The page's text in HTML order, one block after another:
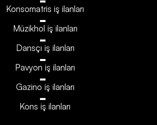
Konsomatris iş ilanları
Müzikhol iş ilanları
Dansçı iş ilanları
Pavyon iş ilanları
Gazino iş ilanları
Kons iş ilanları